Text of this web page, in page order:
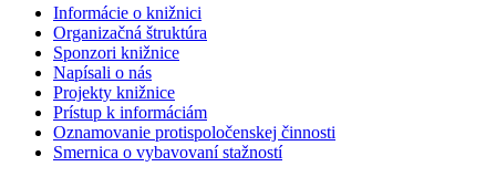
Informácie o knižnici
Organizačná štruktúra
Sponzori knižnice
Napísali o nás
Projekty knižnice
Prístup k informáciám
Oznamovanie protispoločenskej činnosti
Smernica o vybavovaní stažností